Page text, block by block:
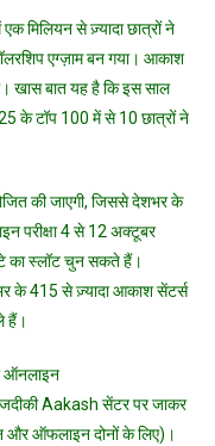
मिलियन से ज़्यादा छात्रों ने
एग्ज़ाम बन गया। आकाश
खास बात यह है कि इस साल
के टॉप 100 में से 10 छात्रों ने
की जाएगी, जिससे देशभर के
परीक्षा 4 से 12 अक्टूबर
का स्लॉट चुन सकते हैं।
के 415 से ज़्यादा आकाश सेंटर्स
हैं।
ऑनलाइन
Aakash सेंटर पर जाकर
ऑफलाइन दोनों के लिए)।